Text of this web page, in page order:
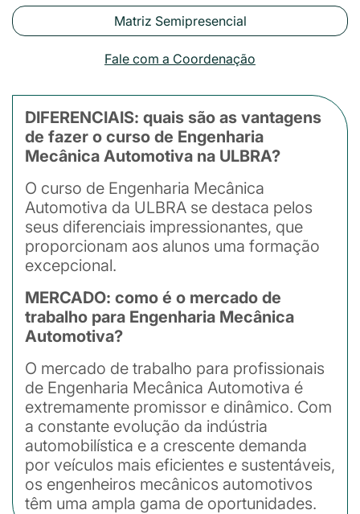
Matriz Semipresencial
Fale com a Coordenação
DIFERENCIAIS: quais são as vantagens
de fazer o curso de Engenharia
Mecânica Automotiva na ULBRA?
O curso de Engenharia Mecânica
Automotiva da ULBRA se destaca pelos
seus diferenciais impressionantes, que
proporcionam aos alunos uma formação
excepcional.
MERCADO: como é o mercado de
trabalho para Engenharia Mecânica
Automotiva?
O mercado de trabalho para profissionais
de Engenharia Mecânica Automotiva é
extremamente promissor e dinâmico. Com
a constante evolução da indústria
automobilística e a crescente demanda
por veículos mais eficientes e sustentáveis,
os engenheiros mecânicos automotivos
têm uma ampla gama de oportunidades.